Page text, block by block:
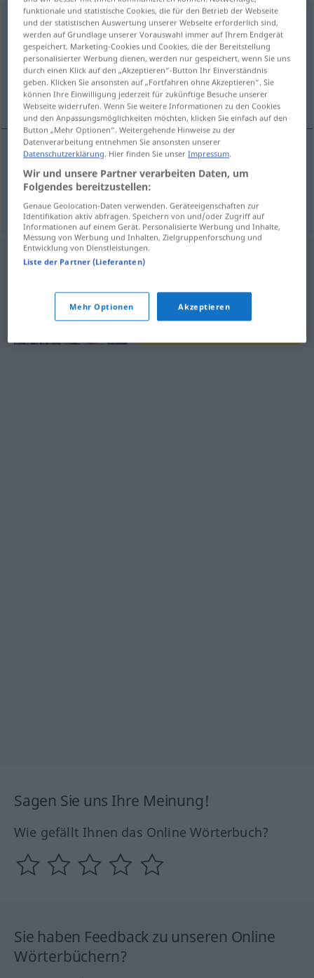
ungepanzertadj
Übersicht aller Übersetzungen
(Für mehr Details die Übersetzung anklicken/antippen)
unarmored, unarmoured
unarmored US ungepanzert
unarmoured BR ungepanzert
Sagen Sie uns Ihre Meinung!
Wie gefällt Ihnen das Online Wörterbuch?
Sie haben Feedback zu unseren Online
Wörterbüchern?
funktionale und statistische Cookies, die für den Betrieb der Webseite
und der statistischen Auswertung unserer Webseite erforderlich sind,
werden auf Grundlage unserer Vorauswahl immer auf Ihrem Endgerät
gespeichert. Marketing-Cookies und Cookies, die der Bereitstellung
personalisierter Werbung dienen, werden nur gespeichert, wenn Sie uns
durch einen Klick auf den „Akzeptieren“-Button Ihr Einverständnis
geben. Klicken Sie ansonsten auf „Fortfahren ohne Akzeptieren“. Sie
können Ihre Einwilligung jederzeit für zukünftige Besuche unserer
Webseite widerrufen. Wenn Sie weitere Informationen zu den Cookies
und den Anpassungsmöglichkeiten möchten, klicken Sie einfach auf den
Button „Mehr Optionen“. Weitergehende Hinweise zu der
Datenverarbeitung entnehmen Sie ansonsten unserer
Datenschutzerklärung. Hier finden Sie unserImpressum.
Wir und unsere Partner verarbeiten Daten, um
Folgendes bereitzustellen:
Genaue Geolocation-Daten verwenden. Geräteeigenschaften zur
Identifikation aktiv abfragen. Speichern von und/oder Zugriff auf
Informationen auf einem Gerät. Personalisierte Werbung und Inhalte,
Messung von Werbung und Inhalten, Zielgruppenforschung und
Entwicklung von Dienstleistungen.
Liste der Partner (Lieferanten)
Mehr Optionen Akzeptieren